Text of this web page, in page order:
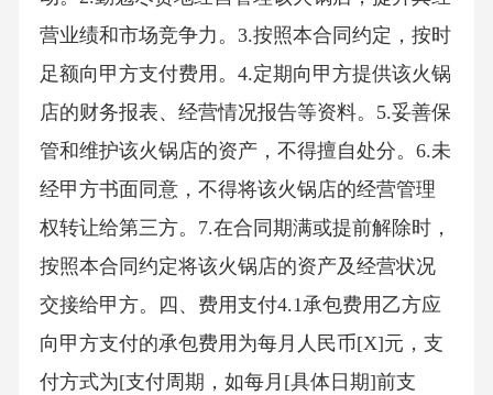
营业绩和市场竞争力。3.按照本合同约定，按时
足额向甲方支付费用。4.定期向甲方提供该火锅
店的财务报表、经营情况报告等资料。5.妥善保
管和维护该火锅店的资产，不得擅自处分。6.未
经甲方书面同意，不得将该火锅店的经营管理
权转让给第三方。7.在合同期满或提前解除时，
按照本合同约定将该火锅店的资产及经营状况
交接给甲方。四、费用支付4.1承包费用乙方应
向甲方支付的承包费用为每月人民币[X]元，支
付方式为[支付周期，如每月[具体日期]前支